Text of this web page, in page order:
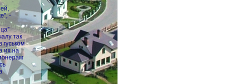
-
так
гуськом
их на